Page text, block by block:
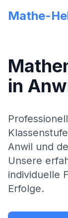
Mathe-
in
Anwil und
Unsere
individuelle
Erfolge.